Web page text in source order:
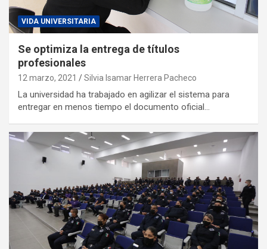
VIDA UNIVERSITARIA
Se optimiza la entrega de títulos
profesionales
12 marzo, 2021 Silvia Isamar Herrera Pacheco
La universidad ha trabajado en agilizar el sistema para
entregar en menos tiempo el documento oficial…